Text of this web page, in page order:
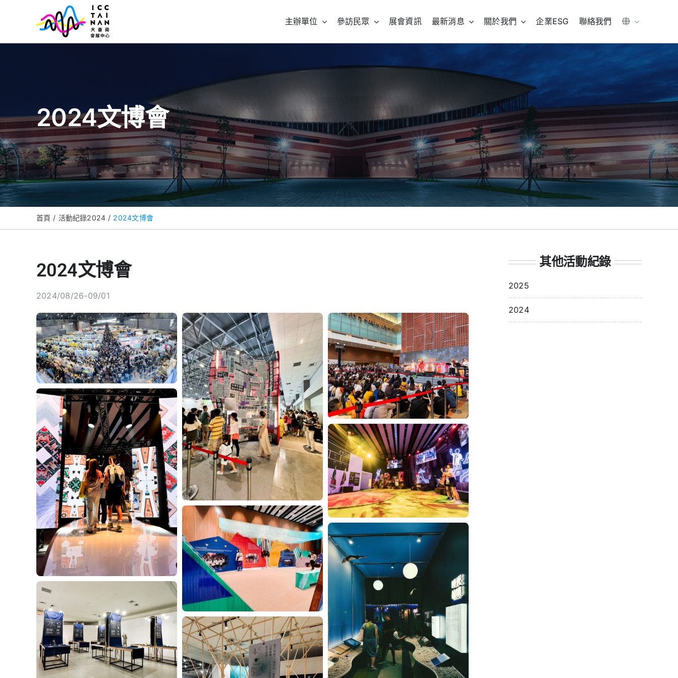
主辦單位 參訪民眾 展會資訊 最新消息 關於我們 企業ESG 聯絡我們
2024文博會
首頁 活動紀錄2024 2024文博會
2024文博會
2024/08/26-09/01
其他活動紀錄
2025
2024